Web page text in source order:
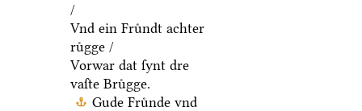
/
Vnd ein Fruͤndt achter
ruͤgge /
Vorwar dat ſynt dre
vaſte Bruͤgge.
Gude Fruͤnde vnd